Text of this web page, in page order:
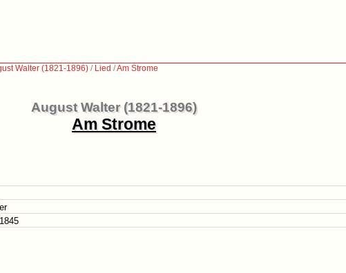
Walter (1821-1896) / Lied /Am Strome
August Walter (1821-1896)
Am Strome